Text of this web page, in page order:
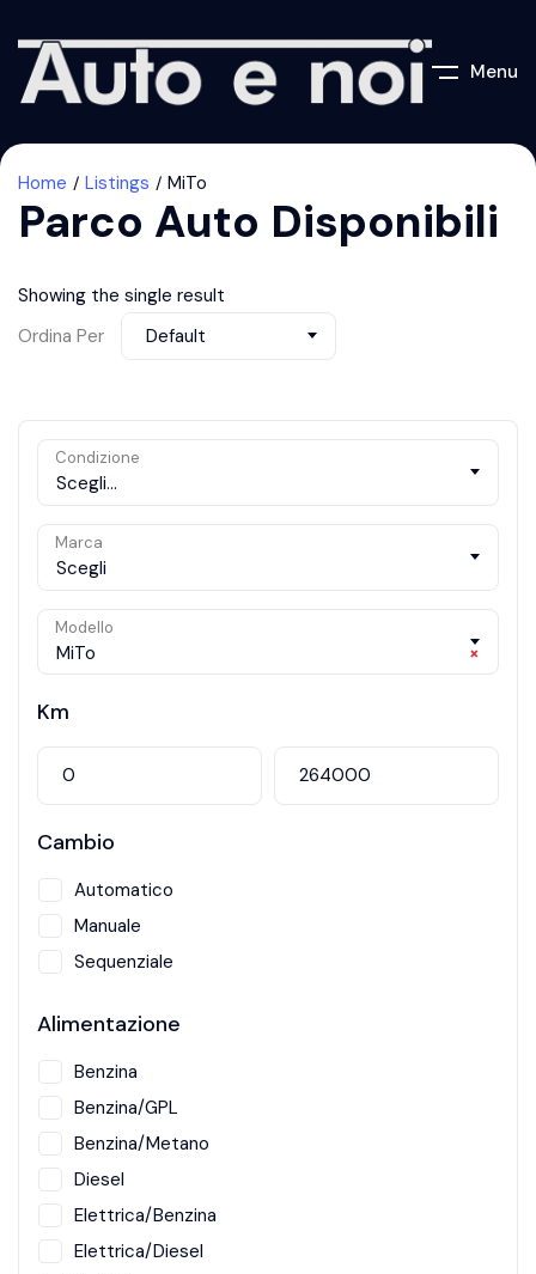
Menu
Home Listings MiTo
Parco Auto Disponibili
Showing the single result
Ordina Per
Default
Condizione
Scegli...
Marca
Scegli
Modello
×
MiTo
Km
Cambio
Automatico
Manuale
Sequenziale
Alimentazione
Benzina
Benzina/GPL
Benzina/Metano
Diesel
Elettrica/Benzina
Elettrica/Diesel